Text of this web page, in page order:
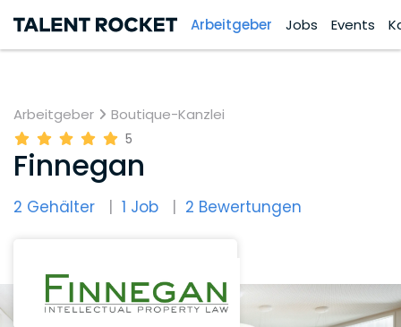
Arbeitgeber Jobs Events
Arbeitgeber Boutique-Kanzlei
5
Finnegan
2 Gehälter 1 Job 2 Bewertungen